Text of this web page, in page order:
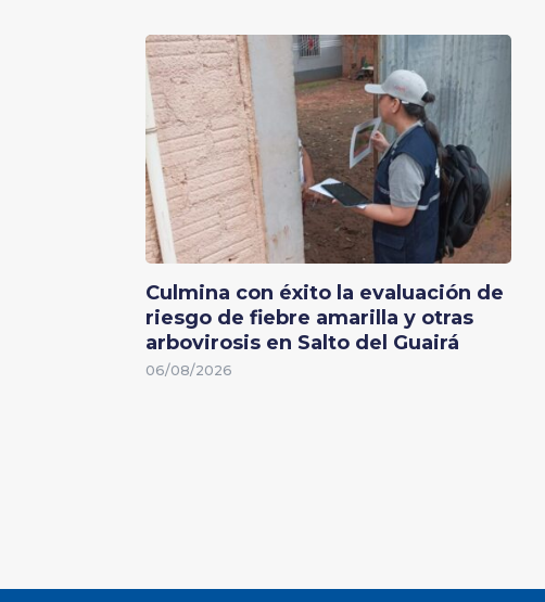
Culmina con éxito la evaluación de
riesgo de fiebre amarilla y otras
arbovirosis en Salto del Guairá
06/08/2026